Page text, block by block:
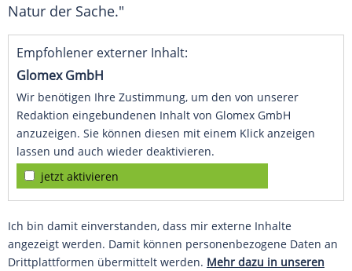
Natur der Sache."
Empfohlener externer Inhalt:
Glomex GmbH
Wir benötigen Ihre Zustimmung, um den von unserer
Redaktion eingebundenen Inhalt von Glomex GmbH
anzuzeigen. Sie können diesen mit einem Klick anzeigen
lassen und auch wieder deaktivieren.
jetzt aktivieren
Ich bin damit einverstanden, dass mir externe Inhalte
angezeigt werden. Damit können personenbezogene Daten an
Drittplattformen übermittelt werden. Mehr dazu in unseren